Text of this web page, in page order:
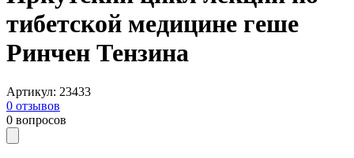
тибетской медицине геше
Ринчен Тензина
Артикул: 23433
0 отзывов
0 вопросов